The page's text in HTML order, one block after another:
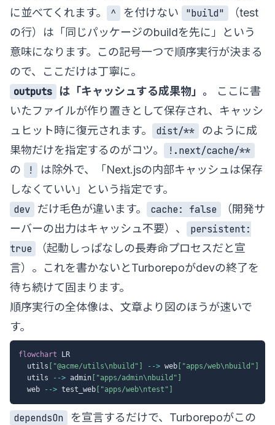
に並べてくれます。
^ を付けない "build"
（test
の行）は「同じパッケージのbuildを先に」という
意味になります。この記号一つで順序実行が決まる
ので、ここだけは丁寧に。
outputs
は「キャッシュする成果物」。
ここに書
いたファイルが作り置きとして保存され、キャッシ
ュヒット時に復元されます。
dist/**
のように成
果物だけを指定するのがコツ。
!.next/cache/**
の
!
は除外で、「Next.jsの内部キャッシュは保存
しなくていい」という指定です。
dev
だけ毛色が違います。 cache: false
（開発サ
ーバーの出力はキャッシュ不要）、
persistent:
true
（起動しっぱなしの長寿命プロセスだと宣
言）。これを書かないとTurborepoがdevの終了を
待ち続けて固まります。
順序実行の全体像は、文章より図のほうが速いで
す。
flowchart LR
  utils
["@acme/utils\nbuild"] --> web ["apps/web\nbuild"]
  utils
--> admin ["apps/admin\nbuild"]
  web
--> test_web ["apps/web\ntest"]
dependsOn
を宣言するだけで、Turborepoがこの